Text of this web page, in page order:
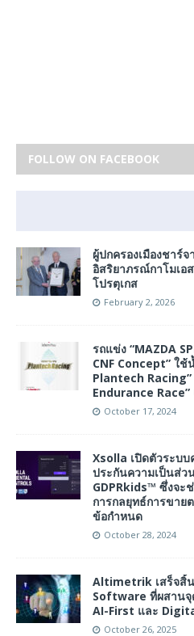
FOLLOW ON FACEBOOK
ผู้ปกครองเมืองชาร์
อิสริยาภรณ์กาโมเอ
โปรตุเกส
February 2, 2026
รถแข่ง “MAZDA
CNF Concept” ใช้
Plantech Racing”
Endurance Race”
October 17, 2024
Xsolla เปิดตัวระบ
ประกันความเป็นส่ว
GDPRkids™ ซึ่งจะ
การกลยุทธ์การขาย
ข้อกำหนด
October 28, 2024
Altimetrik เสร็จสิ้น
Software ที่ผสาน
AI-First และ
October 26, 2025